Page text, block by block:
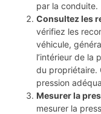
par la conduite.
Consultez les
vérifiez les
véhicule,
l’intérieur de la
du propriétaire.
pression
Mesurer la
mesurer la